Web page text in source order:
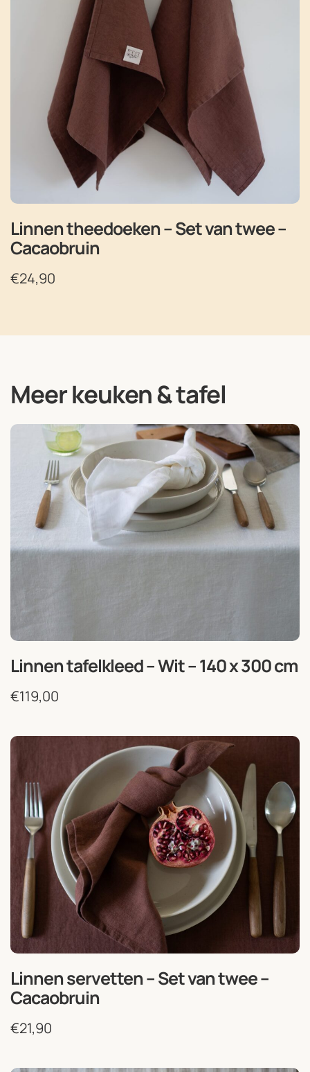
Linnen theedoeken – Set van twee –
Cacaobruin
€24,90
Meer keuken & tafel
Linnen tafelkleed – Wit – 140 x 300 cm
€119,00
Linnen servetten – Set van twee –
Cacaobruin
€21,90